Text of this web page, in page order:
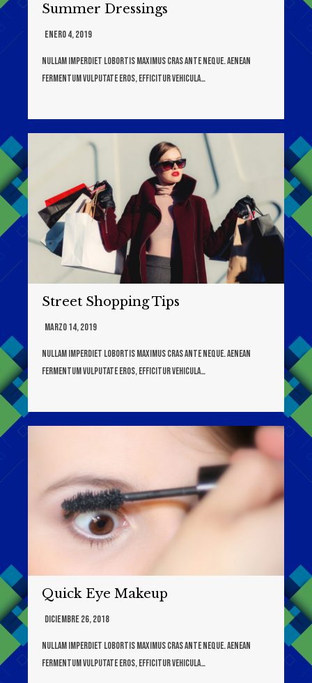
Summer Dressings
Enero 4, 2019
Nullam imperdiet lobortis maximus cras ante neque. Aenean
fermentum vulputate eros, efficitur vehicula…
Street Shopping Tips
Marzo 14, 2019
Nullam imperdiet lobortis maximus cras ante neque. Aenean
fermentum vulputate eros, efficitur vehicula…
Quick Eye Makeup
Diciembre 26, 2018
Nullam imperdiet lobortis maximus cras ante neque. Aenean
fermentum vulputate eros, efficitur vehicula…